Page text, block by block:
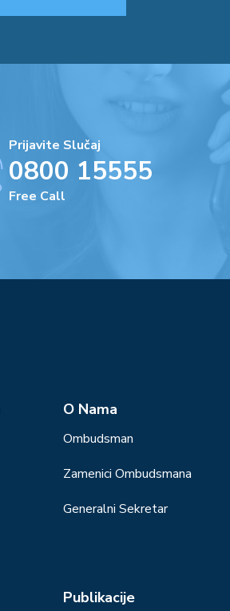
Prijavite Slučaj
0800 15555
Free Call
О Nama
Ombudsman
Zamenici Ombudsmana
Generalni Sekretar
Publikacije